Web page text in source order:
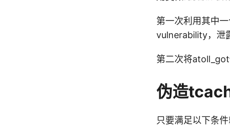
第一次利用其中
vulnerability，泄
第二次将
伪造
只要满足以下条